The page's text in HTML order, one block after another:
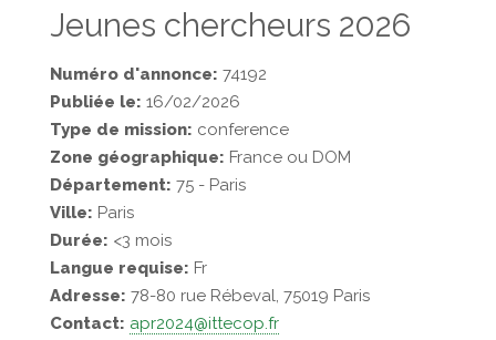
Jeunes chercheurs 2026
Numéro d'annonce: 74192
Publiée le: 16/02/2026
Type de mission: conference
Zone géographique: France ou DOM
Département: 75 - Paris
Ville: Paris
Durée: <3 mois
Langue requise: Fr
Adresse: 78-80 rue Rébeval, 75019 Paris
Contact: apr2024@ittecop.fr